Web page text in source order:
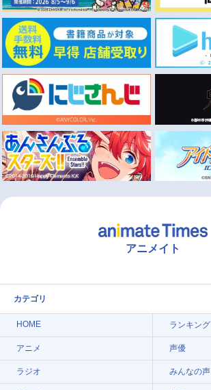
アニメイト
カテゴリ
HOME ランキング
アニメ 声優
ラジオ みんなの声